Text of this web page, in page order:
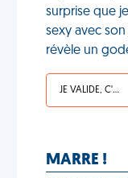
surprise que
sexy avec
révèle un
JE VALIDE, C'EST UNE VDM
MARRE !